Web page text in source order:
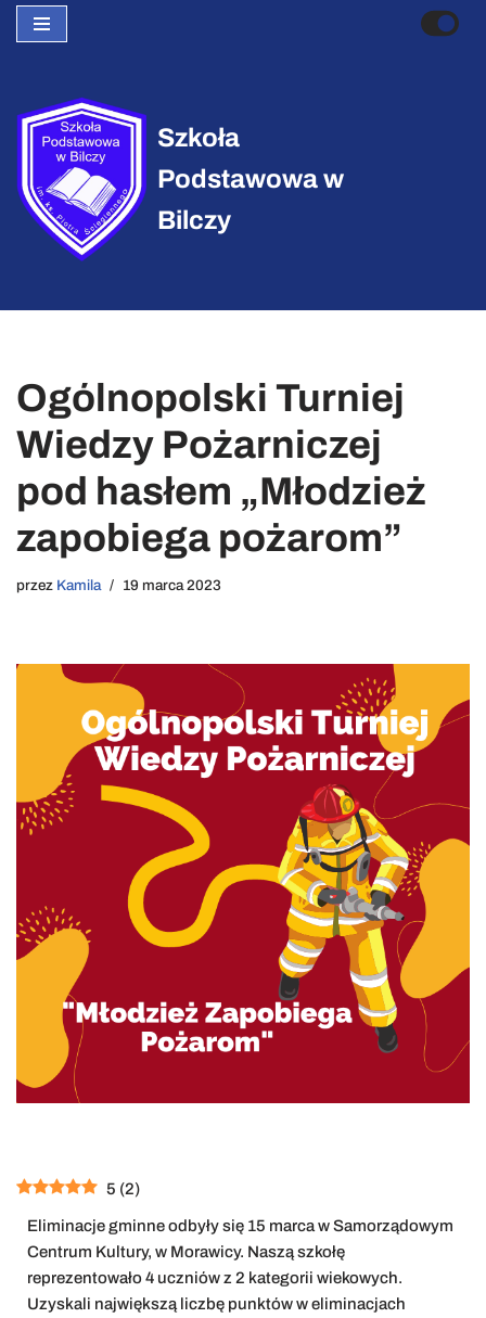
treści
Szkoła
Podstawowa w
Bilczy
Ogólnopolski Turniej
Wiedzy Pożarniczej
pod hasłem „Młodzież
zapobiega pożarom”
przez Kamila 19 marca 2023
5 (2)
Eliminacje gminne odbyły się 15 marca w Samorządowym
Centrum Kultury, w Morawicy. Naszą szkołę
reprezentowało 4 uczniów z 2 kategorii wiekowych.
Uzyskali największą liczbę punktów w eliminacjach